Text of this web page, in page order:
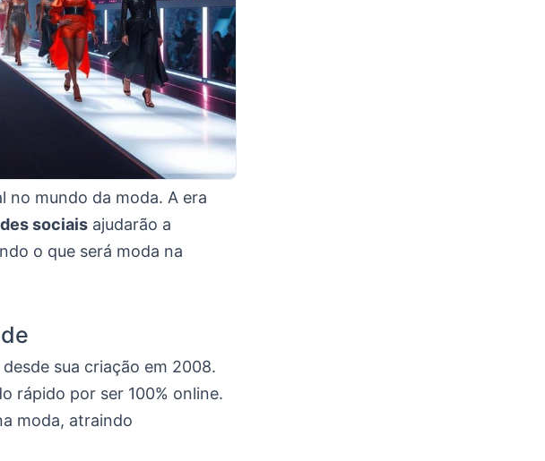
no mundo da moda. A era
sociais ajudarão a
o que será moda na
sua criação em 2008.
rápido por ser 100% online.
moda, atraindo